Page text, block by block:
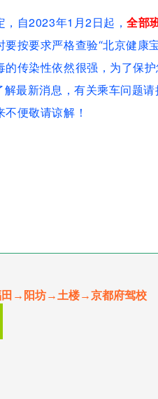
，自2023年1月2日起，全部
按要求严格查验“北京健康
传染性依然很强，为了保
解最新消息，有关乘车问题请
便敬请谅解！
→阳坊→土楼→京都府驾校